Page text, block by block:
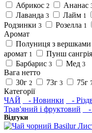
Абрикос 2 Ананас
Лаванда 3 Лайм 1
Родзинки 3 Розелла 1
Аромат
Полуниця з вершками
аромат 1 Пунш сангрія
Барбарис 3 Мед 3
Вага нетто
30г 2 73г 3 75г
Категорії
ЧАЙ
- Новинки -
Трав'яний і фруктовий
-
Відгуки